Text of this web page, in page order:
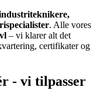
. Alle vores
– vi klarer alt det
certifikater og
- vi tilpasser